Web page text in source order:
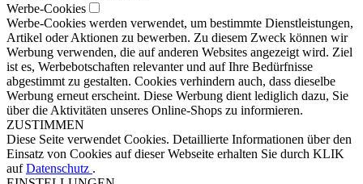
Werbe-Cookies
Werbe-Cookies werden verwendet, um bestimmte Dienstleistungen,
Artikel oder Aktionen zu bewerben. Zu diesem Zweck können wir
Werbung verwenden, die auf anderen Websites angezeigt wird. Ziel
ist es, Werbebotschaften relevanter und auf Ihre Bedürfnisse
abgestimmt zu gestalten. Cookies verhindern auch, dass dieselbe
Werbung erneut erscheint. Diese Werbung dient lediglich dazu, Sie
über die Aktivitäten unseres Online-Shops zu informieren.
ZUSTIMMEN
Diese Seite verwendet Cookies. Detaillierte Informationen über den
Einsatz von Cookies auf dieser Webseite erhalten Sie durch KLIK
aufDatenschutz .